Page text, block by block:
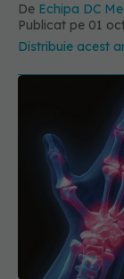
De Echipa DC
Publicat pe 01
Distribuie acest